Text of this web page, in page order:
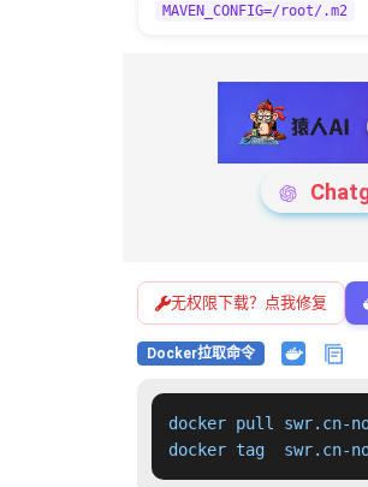
MAVEN_CONFIG=/root/.m2
无权限下载？点我修复
Docker拉取命令
docker pull swr.cn-
docker tag  swr.cn-